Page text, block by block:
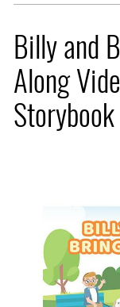
Billy and
Along
Storybook